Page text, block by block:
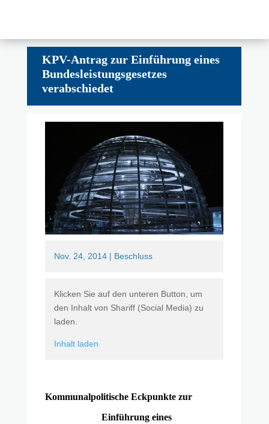
KPV-Antrag zur Einführung eines
Bundesleistungsgesetzes
verabschiedet
Nov. 24, 2014| Beschluss
Klicken Sie auf den unteren Button, um
den Inhalt von Shariff (Social Media) zu
laden.
Inhalt laden
Kommunalpolitische Eckpunkte zur
Einführung eines